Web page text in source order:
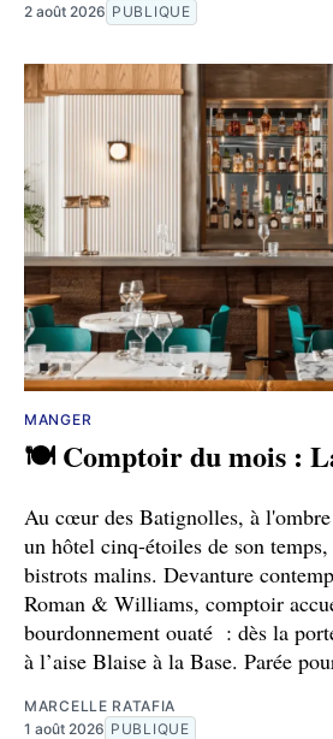
2 août 2026 PUBLIQUE
MANGER
🍽️ Comptoir du mois :
Au cœur des Batignolles, à
un hôtel cinq-étoiles de son
bistrots malins. Devanture
Roman & Williams, comptoir
bourdonnement ouaté : dès la
à l’aise Blaise à la Base. Parée
MARCELLE RATAFIA
1 août 2026 PUBLIQUE